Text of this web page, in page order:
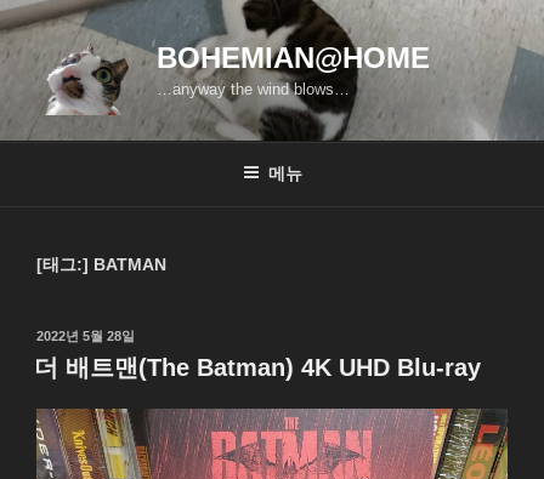
콘
텐
바
BOHEMIAN@HOME
…anyway the wind blows…
메뉴
[태그:] BATMAN
작
성
일
2022년 5월 28일
더 배트맨(The Batman) 4K UHD Blu-ray